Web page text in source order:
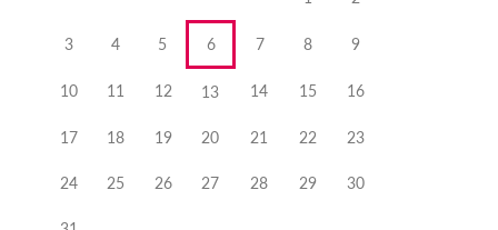
3 4 5 6 7 8 9
10 11 12 13 14 15 16
17 18 19 20 21 22 23
24 25 26 27 28 29 30